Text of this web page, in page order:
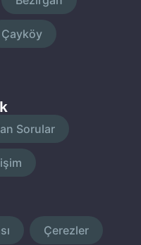
Çayköy
Sorular
Çerezler